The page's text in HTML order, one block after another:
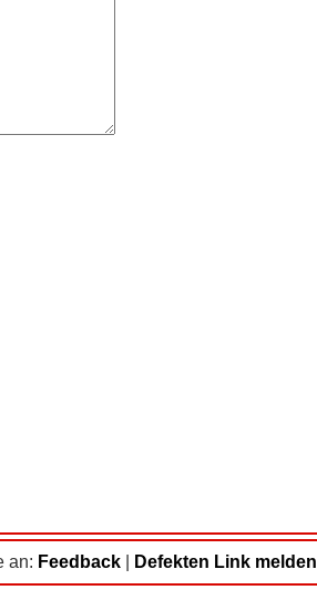
an: Feedback Defekten Link melden